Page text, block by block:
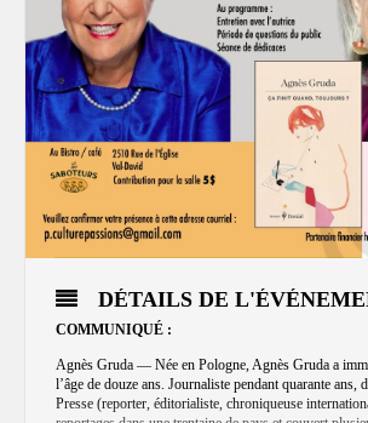
DÉTAILS DE
COMMUNIQUÉ :
Agnès Gruda — Née en Pologne, Agnès Gruda a
l’âge de douze ans. Journaliste pendant quarante ans,
Presse (reporter, éditorialiste, chroniqueuse